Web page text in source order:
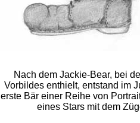
Nach dem Jackie-Bear, bei
Vorbildes enthielt, entstand im
erste Bär einer Reihe von
eines Stars mit dem